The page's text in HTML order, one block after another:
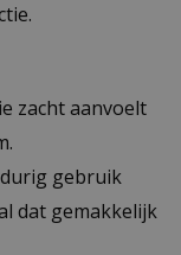
zacht aanvoelt
gebruik
dat gemakkelijk